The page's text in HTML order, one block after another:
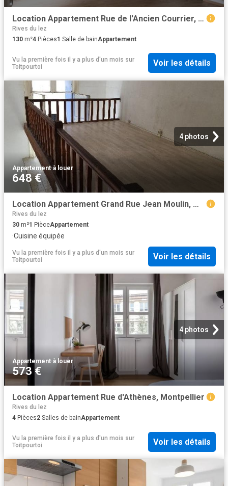
Location Appartement Rue de l'Ancien Courrier, Montpellier
Rives du lez
130 m²4 Pièces1 Salle de bainAppartement
Vu la première fois il y a plus d'un mois sur
Toitpourtoi
Voir les détails
4 photos
Appartement·à louer
648 €
Location Appartement Grand Rue Jean Moulin, Montpellier
Rives du lez
30 m²1 PièceAppartement
·Cuisine équipée
Vu la première fois il y a plus d'un mois sur
Toitpourtoi
Voir les détails
4 photos
Appartement·à louer
573 €
Location Appartement Rue d'Athènes, Montpellier
Rives du lez
4 Pièces2 Salles de bainAppartement
Vu la première fois il y a plus d'un mois sur
Toitpourtoi
Voir les détails